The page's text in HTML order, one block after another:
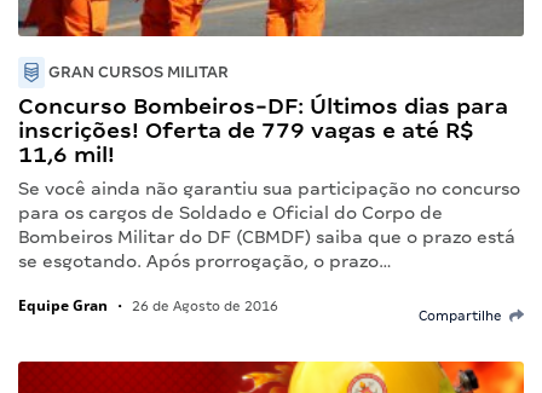
GRAN CURSOS MILITAR
Concurso Bombeiros-DF: Últimos dias para
inscrições! Oferta de 779 vagas e até R$
11,6 mil!
Se você ainda não garantiu sua participação no concurso
para os cargos de Soldado e Oficial do Corpo de
Bombeiros Militar do DF (CBMDF) saiba que o prazo está
se esgotando. Após prorrogação, o prazo…
Equipe Gran • 26 de Agosto de 2016
Compartilhe